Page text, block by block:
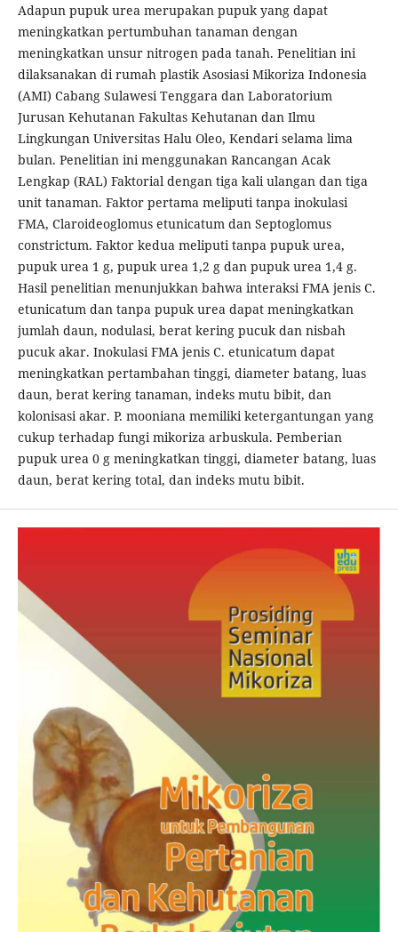
Adapun pupuk urea merupakan pupuk yang dapat
meningkatkan pertumbuhan tanaman dengan
meningkatkan unsur nitrogen pada tanah. Penelitian ini
dilaksanakan di rumah plastik Asosiasi Mikoriza Indonesia
(AMI) Cabang Sulawesi Tenggara dan Laboratorium
Jurusan Kehutanan Fakultas Kehutanan dan Ilmu
Lingkungan Universitas Halu Oleo, Kendari selama lima
bulan. Penelitian ini menggunakan Rancangan Acak
Lengkap (RAL) Faktorial dengan tiga kali ulangan dan tiga
unit tanaman. Faktor pertama meliputi tanpa inokulasi
FMA, Claroideoglomus etunicatum dan Septoglomus
constrictum. Faktor kedua meliputi tanpa pupuk urea,
pupuk urea 1 g, pupuk urea 1,2 g dan pupuk urea 1,4 g.
Hasil penelitian menunjukkan bahwa interaksi FMA jenis C.
etunicatum dan tanpa pupuk urea dapat meningkatkan
jumlah daun, nodulasi, berat kering pucuk dan nisbah
pucuk akar. Inokulasi FMA jenis C. etunicatum dapat
meningkatkan pertambahan tinggi, diameter batang, luas
daun, berat kering tanaman, indeks mutu bibit, dan
kolonisasi akar. P. mooniana memiliki ketergantungan yang
cukup terhadap fungi mikoriza arbuskula. Pemberian
pupuk urea 0 g meningkatkan tinggi, diameter batang, luas
daun, berat kering total, dan indeks mutu bibit.